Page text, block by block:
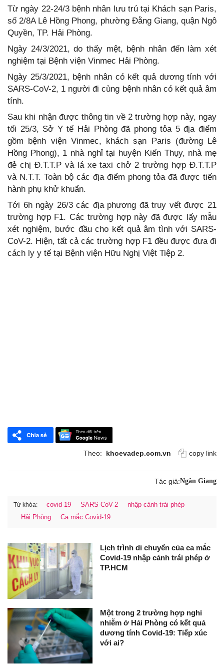
Từ ngày 22-24/3 bệnh nhân lưu trú tại Khách sạn Paris,
số 2/8A Lê Hồng Phong, phường Đằng Giang, quận Ngô
Quyền, TP. Hải Phòng.
Ngày 24/3/2021, do thấy mệt, bệnh nhân đến làm xét
nghiệm tại Bệnh viện Vinmec Hải Phòng.
Ngày 25/3/2021, bệnh nhân có kết quả dương tính với
SARS-CoV-2, 1 người đi cùng bệnh nhân có kết quả âm
tính.
Sau khi nhận được thông tin về 2 trường hợp này, ngay
tối 25/3, Sở Y tế Hải Phòng đã phong tỏa 5 địa điểm
gồm bệnh viện Vinmec, khách sạn Paris (đường Lê
Hồng Phong), 1 nhà nghỉ tại huyện Kiến Thụy, nhà mẹ
đẻ chị Đ.T.T.P và lá xe taxi chở 2 trường hợp Đ.T.T.P
và N.T.T. Toàn bộ các địa điểm phong tỏa đã được tiến
hành phụ khử khuẩn.
Tới 6h ngày 26/3 các địa phương đã truy vết được 21
trường hợp F1. Các trường hợp này đã được lấy mẫu
xét nghiệm, bước đầu cho kết quả âm tình với SARS-
CoV-2. Hiện, tất cả các trường hợp F1 đều được đưa đi
cách ly y tế tại Bệnh viện Hữu Nghị Việt Tiệp 2.
Theo: khoevadep.com.vn copy link
Tác giả:Ngân Giang
Từ khóa: covid-19 SARS-CoV-2
nhập cảnh trái phép
Hải Phòng
Ca mắc Covid-19
Lịch trình di chuyển của ca mắc
Covid-19 nhập cảnh trái phép ở
TP.HCM
Một trong 2 trường hợp nghi
nhiễm ở Hải Phòng có kết quả
dương tính Covid-19: Tiếp xúc
với ai?